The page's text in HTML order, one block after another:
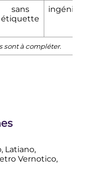
sans
étiquette
ingénieur
sont à compléter.
Latiano,
Vernotico,